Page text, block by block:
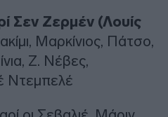
Σεν Ζερμέν (Λουίς
Μαρκίνιος, Πάτσο,
Ζ. Νέβες,
Ντεμπελέ